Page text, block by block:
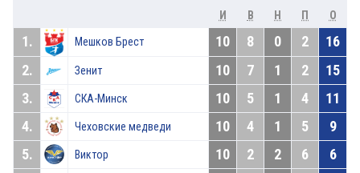
И В Н П О
1. Мешков Брест 10 8 0 2
16
2.
Зенит 10 7 1 2
15
3.
СКА-Минск 10 5 1 4
11
4.
Чеховские медведи 10 4 1 5
9
5.
Виктор 10 2 2 6
6